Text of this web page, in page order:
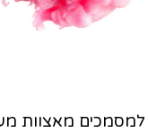
ל-75 גיליונות, שמתאים